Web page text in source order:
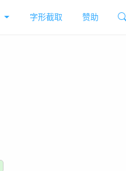
字形截取 赞助